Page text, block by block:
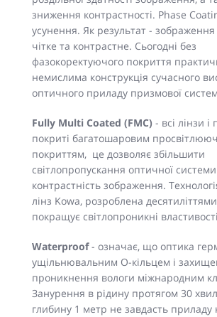
зниження контрастності. Phase
усунення. Як результат -
чітке та контрастне. Сьогодні без
фазокоректуючого покриття
немислима конструкція сучасного
оптичного приладу призмової
Fully Multi Coated (FMC) - всі лінзи
покриті багатошаровим
покриттям, це дозволяє збільшити
світлопропускання оптичної
контрастність зображення.
лінз Kowa, розроблена
покращує світлопроникні властивості
Waterproof- означає, що оптика
ущільнювальним О-кільцем і
проникнення вологи міжнародним
Занурення в рідину протягом 30
глибину 1 метр не завдасть